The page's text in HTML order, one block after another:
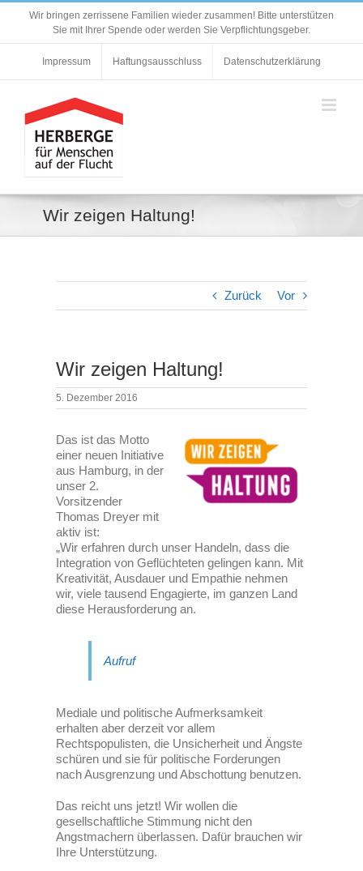
Zum
Wir bringen zerrissene Familien wieder zusammen! Bitte unterstützen
Sie mit Ihrer Spende oder werden Sie Verpflichtungsgeber.
Impressum Haftungsausschluss Datenschutzerklärung
Wir zeigen Haltung!
Zurück Vor
Wir zeigen Haltung!
5. Dezember 2016
Das ist das Motto
einer neuen Initiative
aus Hamburg, in der
unser 2.
Vorsitzender
Thomas Dreyer mit
aktiv ist:
„Wir erfahren durch unser Handeln, dass die
Integration von Geflüchteten gelingen kann. Mit
Kreativität, Ausdauer und Empathie nehmen
wir, viele tausend Engagierte, im ganzen Land
diese Herausforderung an.
Aufruf
Mediale und politische Aufmerksamkeit
erhalten aber derzeit vor allem
Rechtspopulisten, die Unsicherheit und Ängste
schüren und sie für politische Forderungen
nach Ausgrenzung und Abschottung benutzen.
Das reicht uns jetzt! Wir wollen die
gesellschaftliche Stimmung nicht den
Angstmachern überlassen. Dafür brauchen wir
Ihre Unterstützung.